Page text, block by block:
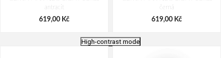
antracit
619,00 Kč
černá
619,00 Kč
High-contrast mode